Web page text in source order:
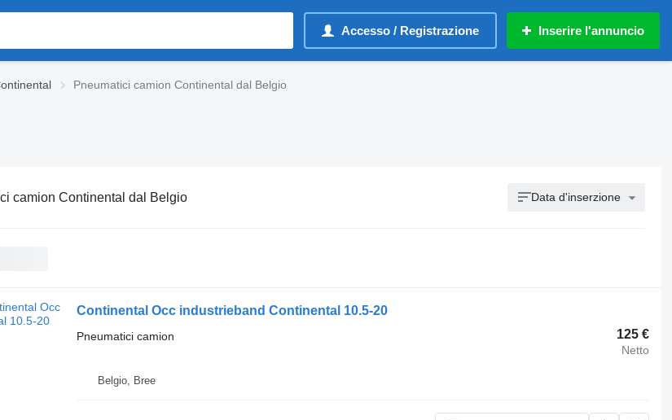
Accesso / Registrazione Inserire l'annuncio
Pneumatici camion Continental dal Belgio
camion Continental dal Belgio Data d'inserzione
Continental Occ industrieband Continental 10.5-20
125 €
Netto
Pneumatici camion
Belgio, Bree